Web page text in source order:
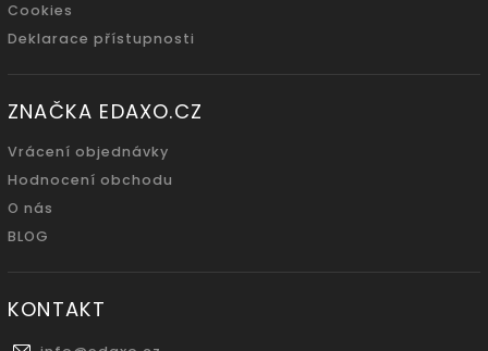
Cookies
Deklarace přístupnosti
ZNAČKA EDAXO.CZ
Vrácení objednávky
Hodnocení obchodu
O nás
BLOG
KONTAKT